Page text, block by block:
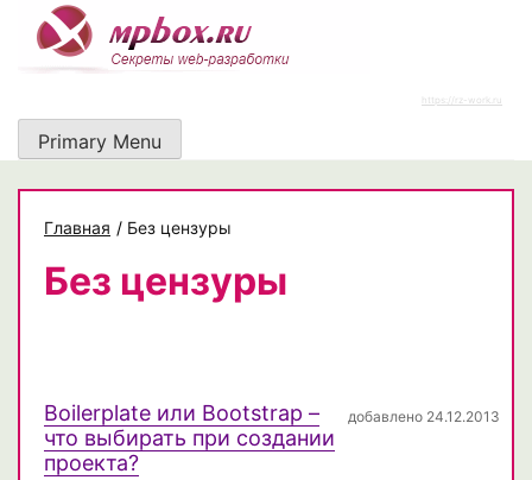
content
https://rz-work.ru
Primary Menu
Главная / Без цензуры
Без цензуры
Boilerplate или Bootstrap –
что выбирать при создании
проекта?
добавлено 24.12.2013